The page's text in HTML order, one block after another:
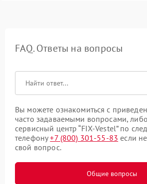
FAQ. Ответы на вопросы
Вы можете ознакомиться с
часто задаваемыми вопросами,
сервисный центр “FIX-Vestel” по
телефону+7 (800) 301-55-83 если
свой вопрос.
Общие вопросы